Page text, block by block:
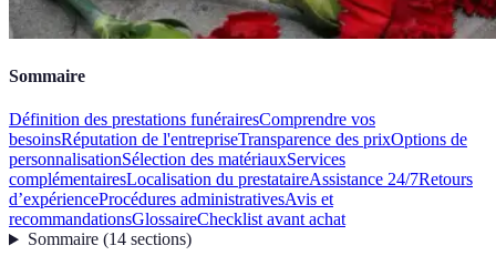
Sommaire
Définition des prestations funérairesComprendre vos
besoinsRéputation de l'entrepriseTransparence des prixOptions de
personnalisationSélection des matériauxServices
complémentairesLocalisation du prestataireAssistance 24/7Retours
d’expérienceProcédures administrativesAvis et
recommandationsGlossaireChecklist avant achat
Sommaire(14 sections)